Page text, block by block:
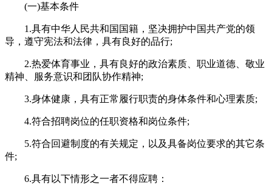
(一)基本条件
1.具有中华人民共和国国籍，坚决拥护中国共产党的领
导，遵守宪法和法律，具有良好的品行;
2.热爱体育事业，具有良好的政治素质、职业道德、敬业
精神、服务意识和团队协作精神;
3.身体健康，具有正常履行职责的身体条件和心理素质;
4.符合招聘岗位的任职资格和岗位条件;
5.符合回避制度的有关规定，以及具备岗位要求的其它条
件;
6.具有以下情形之一者不得应聘：